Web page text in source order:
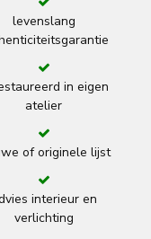
levenslang
in eigen
atelier
of originele lijst
interieur en
verlichting